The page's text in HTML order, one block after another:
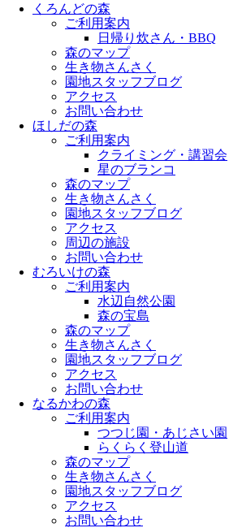
くろんどの森
ご利用案内
日帰り炊さん・BBQ
森のマップ
生き物さんさく
園地スタッフブログ
アクセス
お問い合わせ
ほしだの森
ご利用案内
クライミング・講習会
星のブランコ
森のマップ
生き物さんさく
園地スタッフブログ
アクセス
周辺の施設
お問い合わせ
むろいけの森
ご利用案内
水辺自然公園
森の宝島
森のマップ
生き物さんさく
園地スタッフブログ
アクセス
お問い合わせ
なるかわの森
ご利用案内
つつじ園・あじさい園
らくらく登山道
森のマップ
生き物さんさく
園地スタッフブログ
アクセス
お問い合わせ